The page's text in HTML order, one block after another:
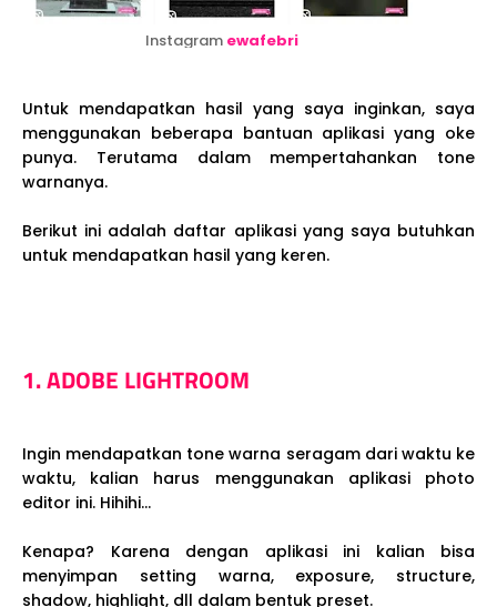
Instagram ewafebri
Untuk mendapatkan hasil yang saya inginkan, saya
menggunakan beberapa bantuan aplikasi yang oke
punya. Terutama dalam mempertahankan tone
warnanya.
Berikut ini adalah daftar aplikasi yang saya butuhkan
untuk mendapatkan hasil yang keren.
1. ADOBE LIGHTROOM
Ingin mendapatkan tone warna seragam dari waktu ke
waktu, kalian harus menggunakan aplikasi photo
editor ini. Hihihi...
Kenapa? Karena dengan aplikasi ini kalian bisa
menyimpan setting warna, exposure, structure,
shadow, highlight, dll dalam bentuk preset.